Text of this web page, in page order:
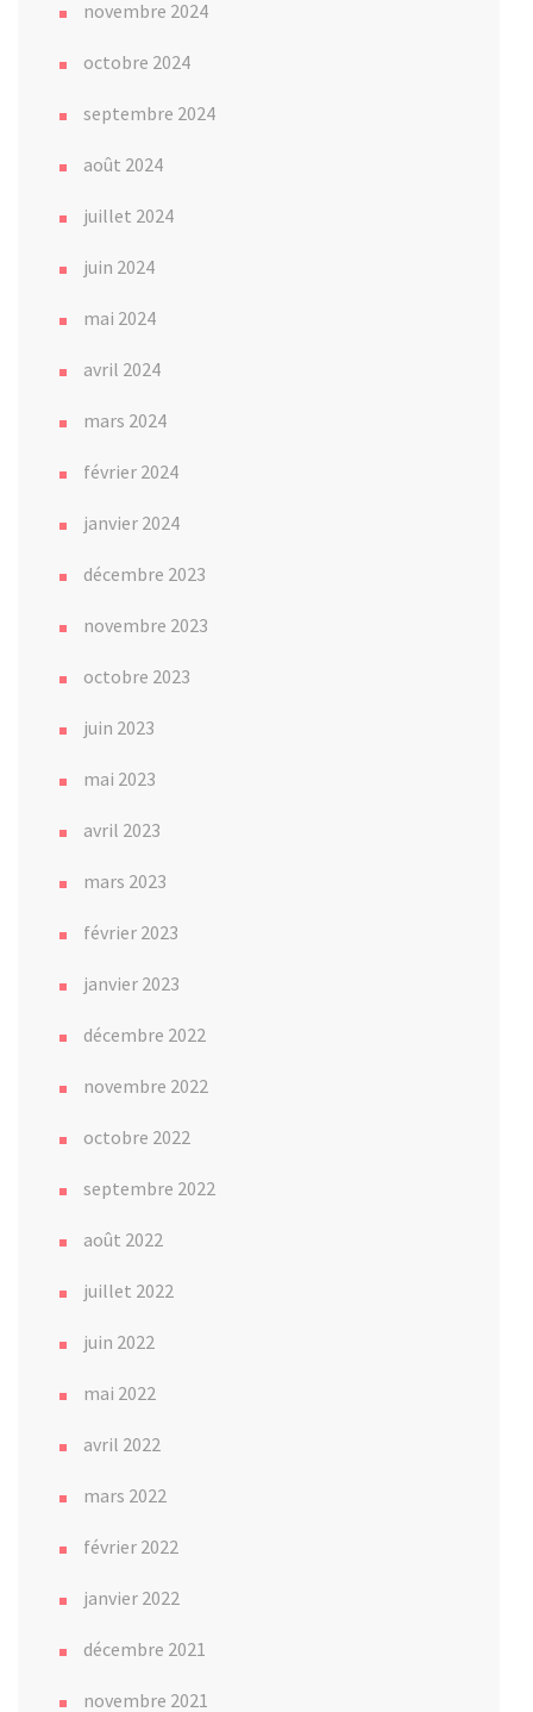
novembre 2024
octobre 2024
septembre 2024
août 2024
juillet 2024
juin 2024
mai 2024
avril 2024
mars 2024
février 2024
janvier 2024
décembre 2023
novembre 2023
octobre 2023
juin 2023
mai 2023
avril 2023
mars 2023
février 2023
janvier 2023
décembre 2022
novembre 2022
octobre 2022
septembre 2022
août 2022
juillet 2022
juin 2022
mai 2022
avril 2022
mars 2022
février 2022
janvier 2022
décembre 2021
novembre 2021